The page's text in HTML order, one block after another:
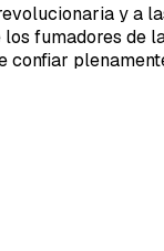
y a
fumadores